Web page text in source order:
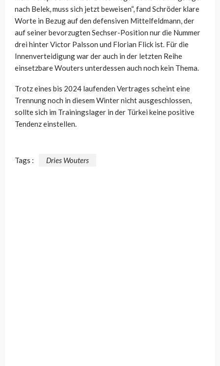
nach Belek, muss sich jetzt beweisen“, fand Schröder klare
Worte in Bezug auf den defensiven Mittelfeldmann, der
auf seiner bevorzugten Sechser-Position nur die Nummer
drei hinter Victor Palsson und Florian Flick ist. Für die
Innenverteidigung war der auch in der letzten Reihe
einsetzbare Wouters unterdessen auch noch kein Thema.
Trotz eines bis 2024 laufenden Vertrages scheint eine
Trennung noch in diesem Winter nicht ausgeschlossen,
sollte sich im Trainingslager in der Türkei keine positive
Tendenz einstellen.
Tags : Dries Wouters